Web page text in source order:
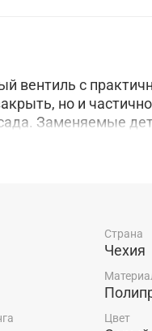
вентиль с
но и
Заменяемые
и ремонте
Страна
Чехия
Цвет